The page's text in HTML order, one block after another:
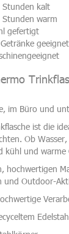
kalt
warm
gefertigt
geeignet
im Büro und
ist die
Ob
kühl und
hochwertigen
und Outdoor-